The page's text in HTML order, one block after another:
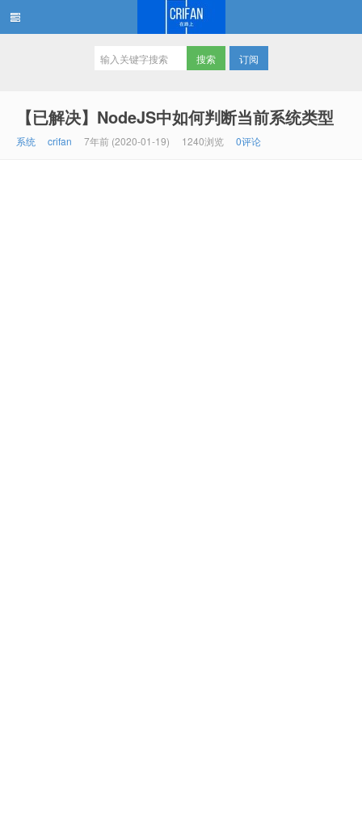
订阅
【已解决】NodeJS中如何判断当前系统类型
系统 crifan 7年前 (2020-01-19) 1240浏览 0评论